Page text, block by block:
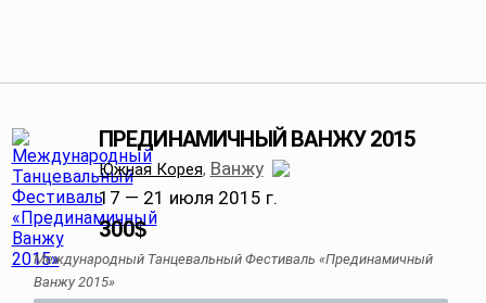
ПРЕДИНАМИЧНЫЙ ВАНЖУ 2015
Южная Корея, Ванжу
17 — 21 июля 2015 г.
300$
Международный Танцевальный Фестиваль «Прединамичный
Ванжу 2015»